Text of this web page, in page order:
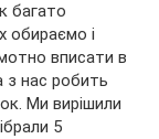
багато
обираємо і
вписати в
з нас робить
Ми вирішили
5